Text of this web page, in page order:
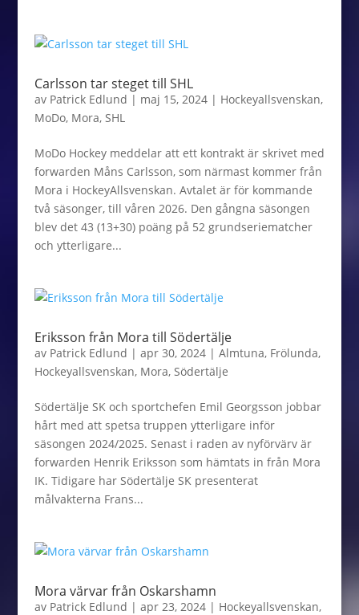
Carlsson tar steget till SHL
av Patrick Edlund | maj 15, 2024| Hockeyallsvenskan,
MoDo, Mora, SHL
MoDo Hockey meddelar att ett kontrakt är skrivet med
forwarden Måns Carlsson, som närmast kommer från
Mora i HockeyAllsvenskan. Avtalet är för kommande
två säsonger, till våren 2026. Den gångna säsongen
blev det 43 (13+30) poäng på 52 grundseriematcher
och ytterligare...
Eriksson från Mora till Södertälje
av Patrick Edlund | apr 30, 2024| Almtuna, Frölunda,
Hockeyallsvenskan, Mora, Södertälje
Södertälje SK och sportchefen Emil Georgsson jobbar
hårt med att spetsa truppen ytterligare inför
säsongen 2024/2025. Senast i raden av nyförvärv är
forwarden Henrik Eriksson som hämtats in från Mora
IK. Tidigare har Södertälje SK presenterat
målvakterna Frans...
Mora värvar från Oskarshamn
av Patrick Edlund | apr 23, 2024| Hockeyallsvenskan,